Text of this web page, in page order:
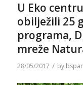
U Eko
obilježili 25
programa,
mreže
28/05/2017 / by